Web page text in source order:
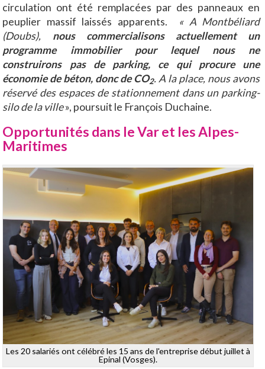
circulation ont été remplacées par des panneaux en
peuplier massif laissés apparents.
« A Montbéliard
(Doubs), nous commercialisons actuellement un
programme immobilier pour lequel nous ne
construirons pas de parking, ce qui procure une
économie de béton, donc de CO2. A la place, nous avons
réservé des espaces de stationnement dans un parking-
silo de la ville», poursuit le François Duchaine.
Opportunités dans le Var et les Alpes-
Maritimes
Les 20 salariés ont célébré les 15 ans de l'entreprise début juillet à
Epinal (Vosges).